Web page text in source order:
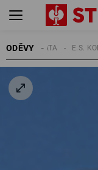
ODĚVY E.S.
TÉMATA